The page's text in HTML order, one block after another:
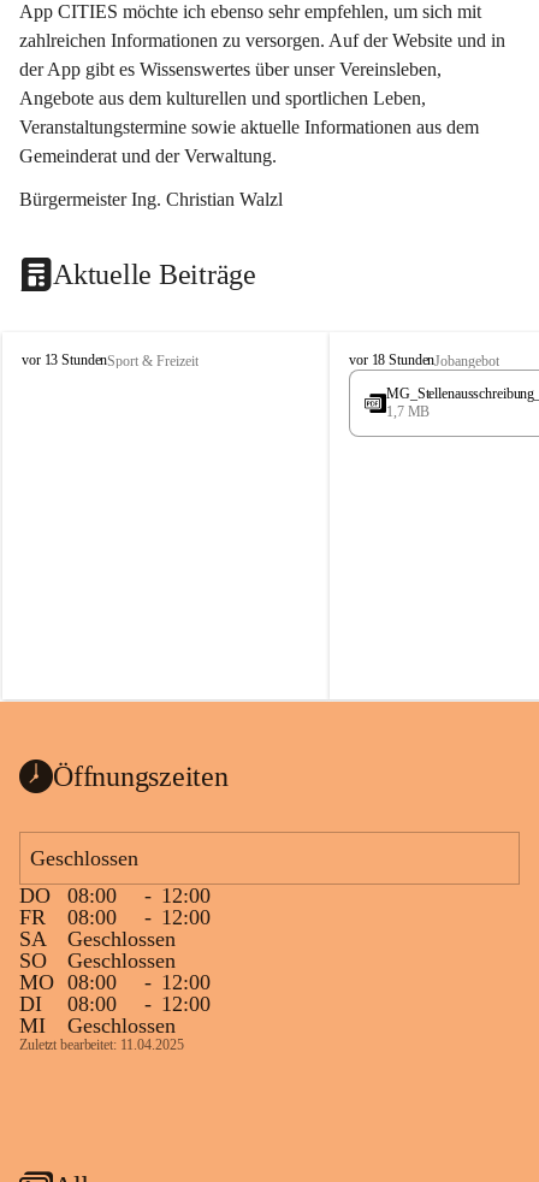
App CITIES möchte ich ebenso sehr empfehlen, um sich mit
zahlreichen Informationen zu versorgen. Auf der Website und in
der App gibt es Wissenswertes über unser Vereinsleben,
Angebote aus dem kulturellen und sportlichen Leben,
Veranstaltungstermine sowie aktuelle Informationen aus dem
Gemeinderat und der Verwaltung.
Bürgermeister Ing. Christian Walzl
Aktuelle Beiträge
S
vor 13 StundenSport & Freizeit
S
t
s
vor 18 StundenJobangebot
1,7 MB
Öffnungszeiten
Geschlossen
DO
08:00 - 12:00
FR
08:00 - 12:00
SA
Geschlossen
SO
Geschlossen
MO 08:00 - 12:00
DI
08:00 - 12:00
MI
Geschlossen
Zuletzt bearbeitet: 11.04.2025